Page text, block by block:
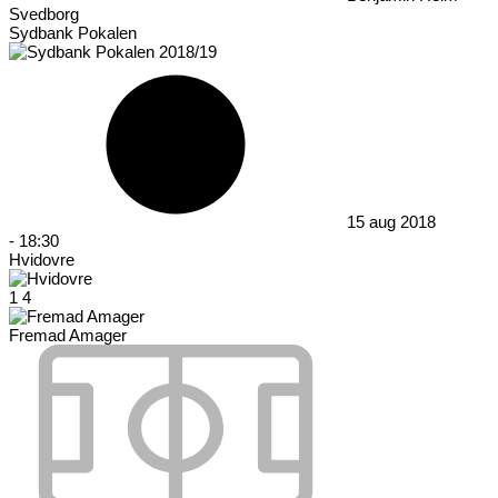
Svedborg
Sydbank Pokalen
15 aug 2018
- 18:30
Hvidovre
1 4
Fremad Amager